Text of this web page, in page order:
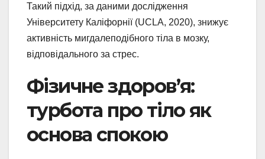
Такий підхід, за даними дослідження
Університету Каліфорнії (UCLA, 2020), знижує
активність мигдалеподібного тіла в мозку,
відповідального за стрес.
Фізичне здоров’я:
турбота про тіло як
основа спокою